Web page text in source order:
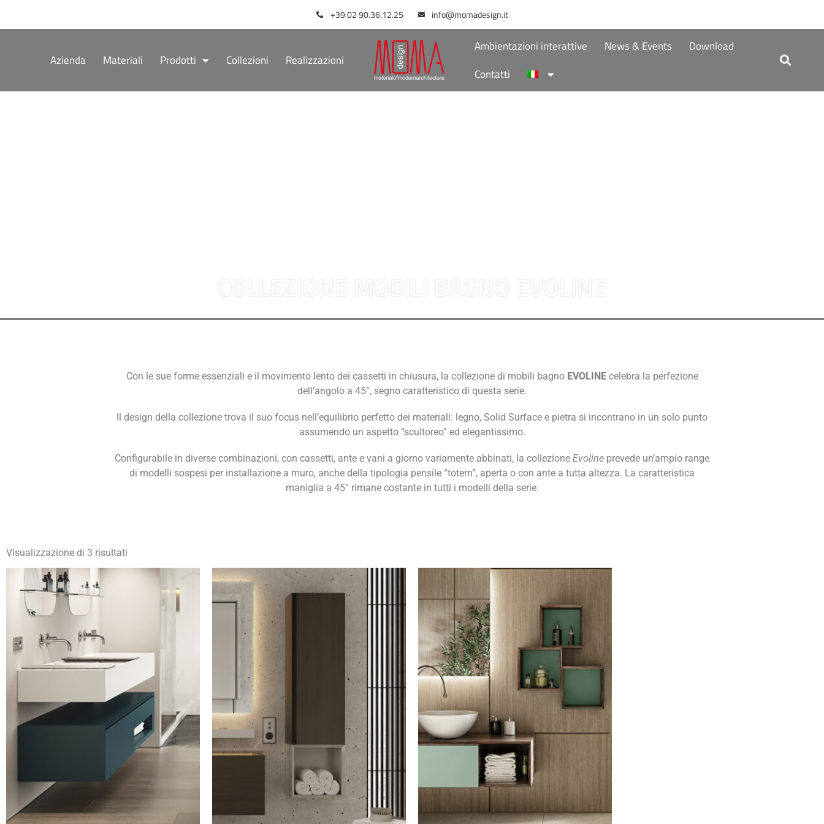
+39 02 90.36.12.25 info@momadesign.it
Azienda Materiali Prodotti Collezioni Realizzazioni
Ambientazioni interattive News & Events
Download
Contatti
COLLEZIONE MOBILI BAGNO EVOLINE
Con le sue forme essenziali e il movimento lento dei cassetti in chiusura, la collezione di mobili bagno EVOLINEcelebra la perfezione
dell’angolo a 45°, segno caratteristico di questa serie.
Il design della collezione trova il suo focus nell’equilibrio perfetto dei materiali: legno, Solid Surface e pietra si incontrano in un solo punto
assumendo un aspetto “scultoreo” ed elegantissimo.
Configurabile in diverse combinazioni, con cassetti, ante e vani a giorno variamente abbinati, la collezione Evoline prevede un’ampio range
di modelli sospesi per installazione a muro, anche della tipologia pensile “totem”, aperta o con ante a tutta altezza. La caratteristica
maniglia a 45° rimane costante in tutti i modelli della serie.
Visualizzazione di 3 risultati